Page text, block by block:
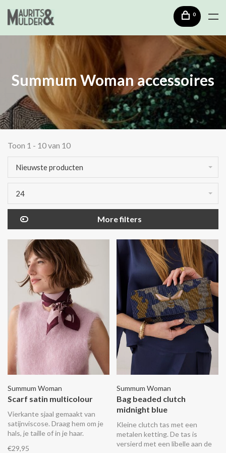
0
Summum Woman accessoires
Toon 1 - 10 van 10
Nieuwste producten
24
More filters
Summum Woman
Scarf satin multicolour
Vierkante sjaal gemaakt van
satijnviscose. Draag hem om je
hals, je taille of in je haar.
€29,95
Summum Woman
Bag beaded clutch
midnight blue
Kleine clutch tas met een
metalen ketting. De tas is
versierd met een libelle aan de